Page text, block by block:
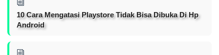
10 Cara Mengatasi Playstore Tidak Bisa Dibuka Di Hp
Android